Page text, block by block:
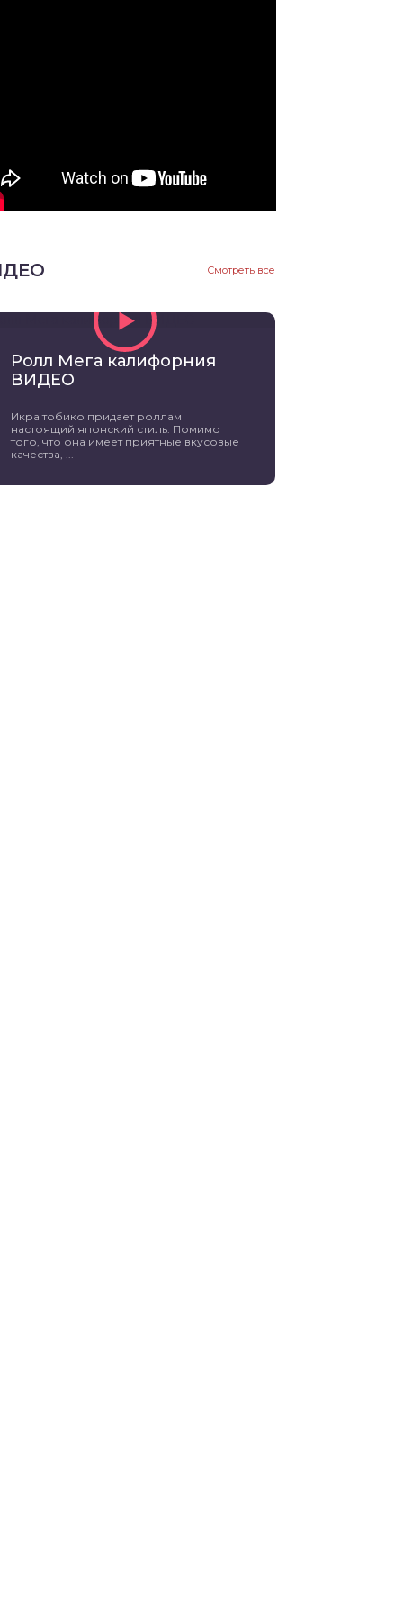
Смотреть все
Ролл Мега калифорния
ВИДЕО
Икра тобико придает роллам
настоящий японский стиль. Помимо
того, что она имеет приятные вкусовые
качества, ...